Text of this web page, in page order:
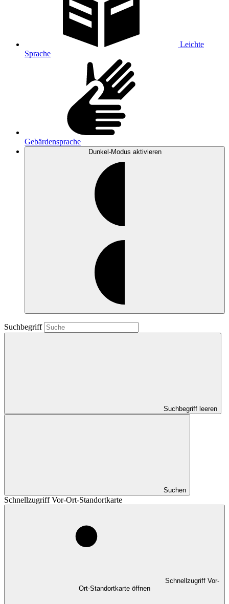
Leichte
Sprache
Gebärdensprache
Dunkel-Modus aktivieren
Suchbegriff
Suchbegriff leeren
Suchen
Schnellzugriff Vor-Ort-Standortkarte
Schnellzugriff Vor-
Ort-Standortkarte öffnen